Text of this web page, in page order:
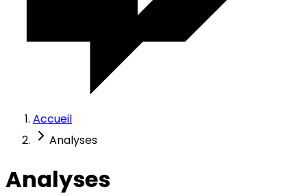
Accueil
Analyses
Analyses